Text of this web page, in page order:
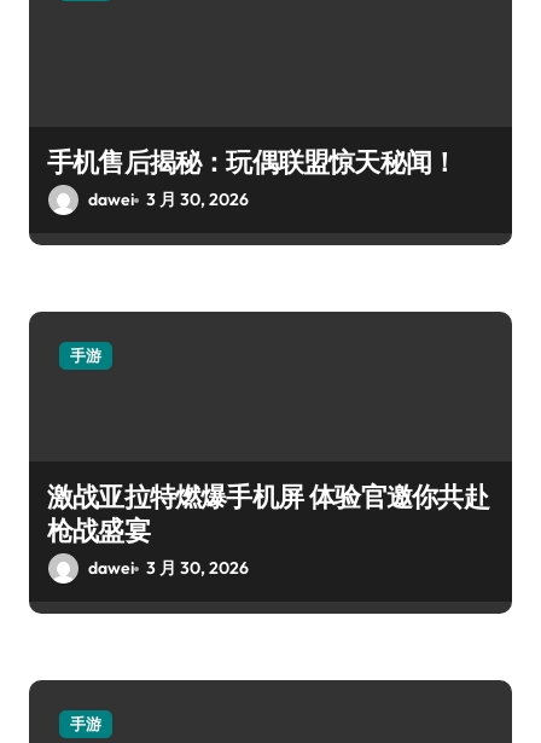
手机售后揭秘：玩偶联盟惊天秘闻！
dawei 3 月 30, 2026
手游
激战亚拉特燃爆手机屏 体验官邀你共赴
枪战盛宴
dawei 3 月 30, 2026
手游